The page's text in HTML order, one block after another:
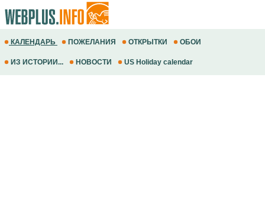
КАЛЕНДАРЬ ПОЖЕЛАНИЯ ОТКРЫТКИ ОБОИ
ИЗ ИСТОРИИ... НОВОСТИ US Holiday calendar